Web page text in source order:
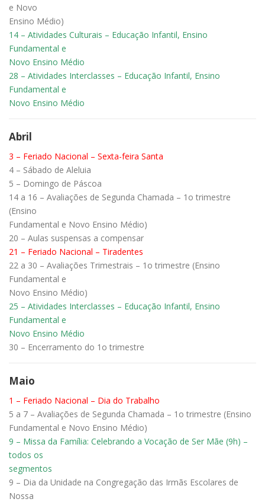
e Novo
Ensino Médio)
14 – Atividades Culturais – Educação Infantil, Ensino
Fundamental e
Novo Ensino Médio
28 – Atividades Interclasses – Educação Infantil, Ensino
Fundamental e
Novo Ensino Médio
Abril
3 – Feriado Nacional – Sexta-feira Santa
4 – Sábado de Aleluia
5 – Domingo de Páscoa
14 a 16 – Avaliações de Segunda Chamada – 1o trimestre
(Ensino
Fundamental e Novo Ensino Médio)
20 – Aulas suspensas a compensar
21 – Feriado Nacional – Tiradentes
22 a 30 – Avaliações Trimestrais – 1o trimestre (Ensino
Fundamental e
Novo Ensino Médio)
25 – Atividades Interclasses – Educação Infantil, Ensino
Fundamental e
Novo Ensino Médio
30 – Encerramento do 1o trimestre
Maio
1 – Feriado Nacional – Dia do Trabalho
5 a 7 – Avaliações de Segunda Chamada – 1o trimestre (Ensino
Fundamental e Novo Ensino Médio)
9 – Missa da Família: Celebrando a Vocação de Ser Mãe (9h) –
todos os
segmentos
9 – Dia da Unidade na Congregação das Irmãs Escolares de
Nossa